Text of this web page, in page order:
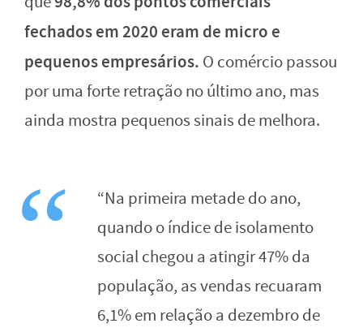
fechados em 2020 eram de micro e
pequenos empresários. O comércio passou
por uma forte retração no último ano, mas
ainda mostra pequenos sinais de melhora.
“Na primeira metade do ano,
quando o índice de isolamento
social chegou a atingir 47% da
população, as vendas recuaram
6,1% em relação a dezembro de